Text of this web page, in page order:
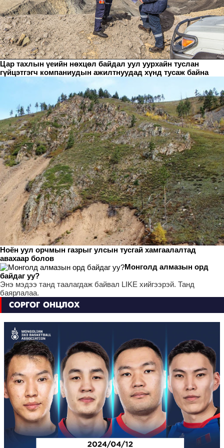
Цар тахлын үеийн нөхцөл байдал уул уурхайн туслан
гүйцэтгэгч компаниудын ажилтнуудад хүнд тусаж байна
Ноён уул орчмын газрыг улсын тусгай хамгаалалтад
авахаар болов
Монголд алмазын орд
байдаг уу?
Энэ мэдээ танд таалагдаж байвал LIKE хийгээрэй. Танд
баярлалаа.
СОРГОГ ОНЦЛОХ